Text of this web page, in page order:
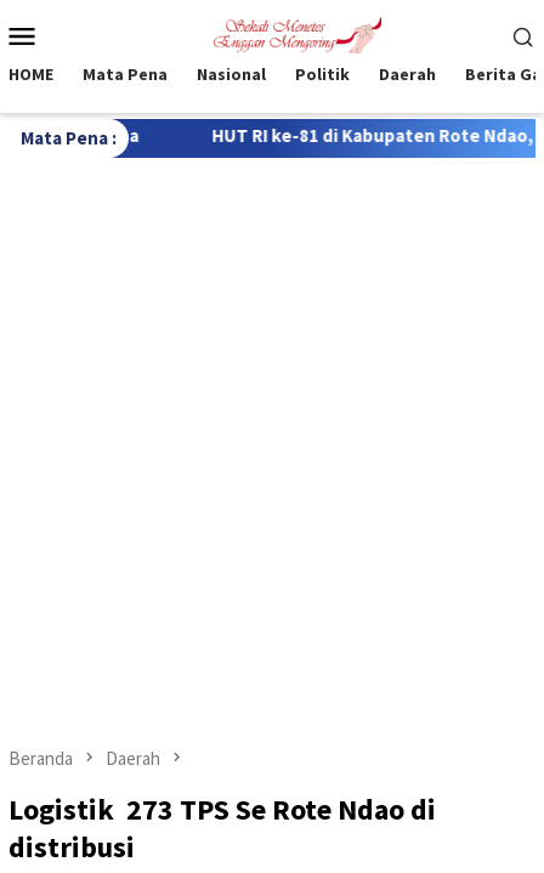
ke
Mobile
HOME Mata Pena Nasional Politik Daerah Berita
Mata Pena :
Rote Ndao, 322 Siswa Bersaing dalam Lomba FTBI Bahasa
Beranda Daerah
Logistik 273 TPS Se Rote Ndao di
distribusi